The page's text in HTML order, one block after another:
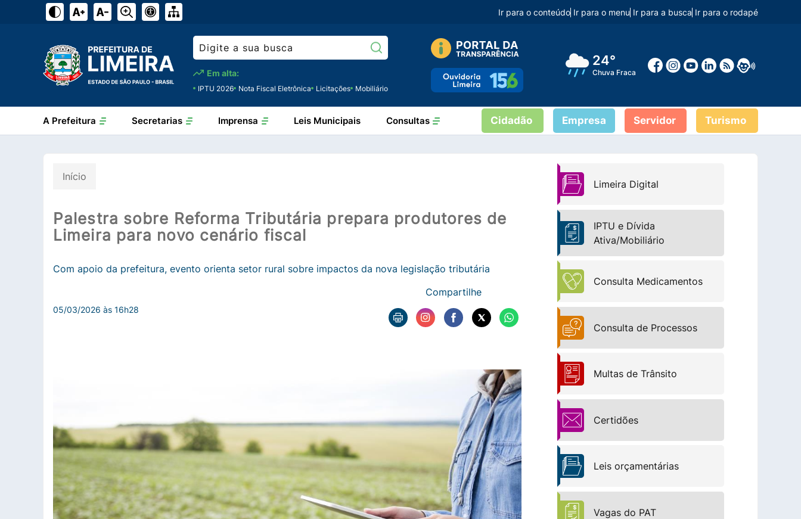
Ir para o conteúdo Ir para o menu Ir para a busca Ir para o rodapé
Pesquisar:
Em alta:
IPTU 2026 Nota Fiscal Eletrônica Licitações Mobiliário
24°
Chuva Fraca
Leis Municipais
A Prefeitura Secretarias Imprensa Consultas Cidadão Empresa Servidor Turismo
Início
Palestra sobre Reforma Tributária prepara produtores de
Limeira para novo cenário fiscal
Com apoio da prefeitura, evento orienta setor rural sobre impactos da nova legislação tributária
05/03/2026 às 16h28
Compartilhe
Limeira Digital
IPTU e Dívida
Ativa/Mobiliário
Consulta Medicamentos
Consulta de Processos
Multas de Trânsito
Certidões
Leis orçamentárias
Vagas do PAT